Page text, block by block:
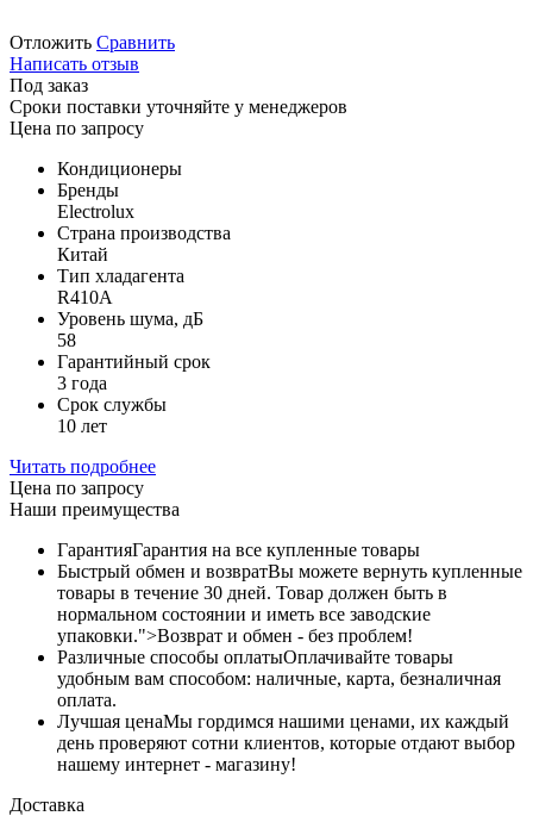
Отложить Сравнить
Написать отзыв
Под заказ
Сроки поставки уточняйте у менеджеров
Цена по запросу
Кондиционеры
Бренды
Electrolux
Страна производства
Китай
Тип хладагента
R410A
Уровень шума, дБ
58
Гарантийный срок
3 года
Срок службы
10 лет
Читать подробнее
Цена по запросу
Наши преимущества
ГарантияГарантия на все купленные товары
Быстрый обмен и возвратВы можете вернуть купленные
товары в течение 30 дней. Товар должен быть в
нормальном состоянии и иметь все заводские
упаковки.">Возврат и обмен - без проблем!
Различные способы оплатыОплачивайте товары
удобным вам способом: наличные, карта, безналичная
оплата.
Лучшая ценаМы гордимся нашими ценами, их каждый
день проверяют сотни клиентов, которые отдают выбор
нашему интернет - магазину!
Доставка